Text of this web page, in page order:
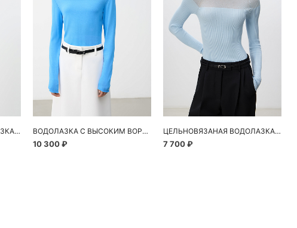
ЦЕЛЬНОВЯЗАНАЯ ВОДОЛАЗКА В РУБЧИК ВОДОЛАЗКА С ВЫСОКИМ ВОРОТОМ
10 300 ₽
ЦЕЛЬНОВЯЗАНАЯ ВОДОЛАЗКА ИЗ ВИСКОЗЫ
7 700 ₽